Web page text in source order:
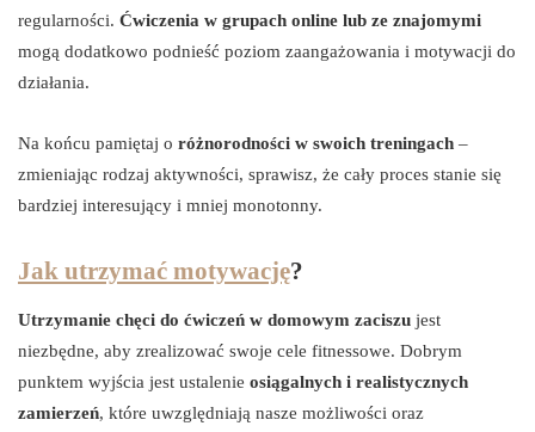
regularności. Ćwiczenia w grupach online lub ze znajomymi
mogą dodatkowo podnieść poziom zaangażowania i motywacji do
działania.
Na końcu pamiętaj o różnorodności w swoich treningach –
zmieniając rodzaj aktywności, sprawisz, że cały proces stanie się
bardziej interesujący i mniej monotonny.
Jak utrzymać motywację?
Utrzymanie chęci do ćwiczeń w domowym zaciszu jest
niezbędne, aby zrealizować swoje cele fitnessowe. Dobrym
punktem wyjścia jest ustalenie osiągalnych i realistycznych
zamierzeń, które uwzględniają nasze możliwości oraz